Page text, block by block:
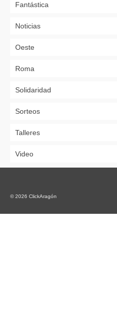
Fantástica
Noticias
Oeste
Roma
Solidaridad
Sorteos
Talleres
Video
© 2026 ClickAragón